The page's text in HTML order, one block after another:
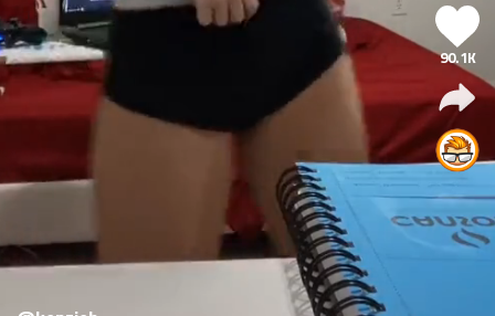
90.1K